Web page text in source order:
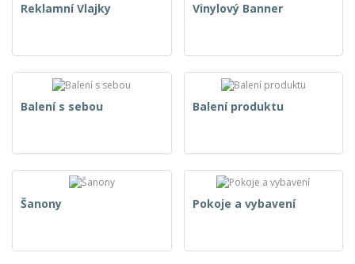
Reklamní Vlajky Vinylový Banner
Balení s sebou Balení produktu
Šanony Pokoje a vybavení